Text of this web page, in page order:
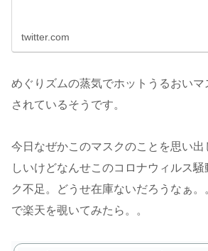
twitter.com
めぐりズムの蒸気でホットうるおいマ
されているそうです。
今日なぜかこのマスクのことを思い
しいけどなんせこのコロナウィルス
ク不足。どうせ在庫ないだろうなぁ
で楽天を覗いてみたら。。